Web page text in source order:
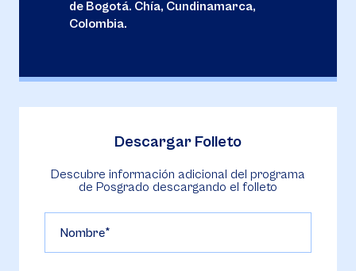
de Bogotá. Chía, Cundinamarca,
Colombia.
Descargar Folleto
Descubre información adicional del programa
de Posgrado descargando el folleto
Nombre